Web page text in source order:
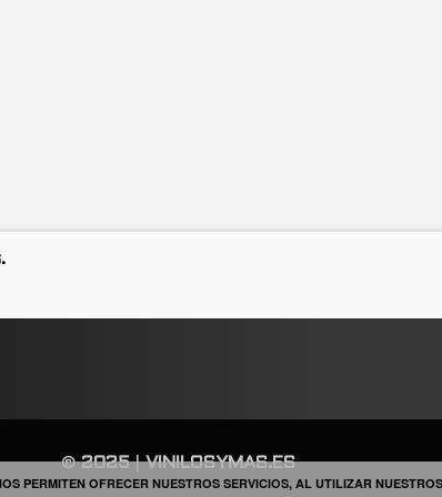
©2025|VINILOSYMAS.ES
PERMITEN OFRECER NUESTROS SERVICIOS, AL UTILIZAR